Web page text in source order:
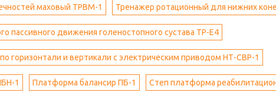
маховый ТРВМ-1 Тренажер ротационный для нижних
пассивного движения голеностопного сустава ТР-Е4
горизонтали и вертикали с электрическим приводом НТ-СВР-1
1 Платформа балансир ПБ-1 Степ платформа